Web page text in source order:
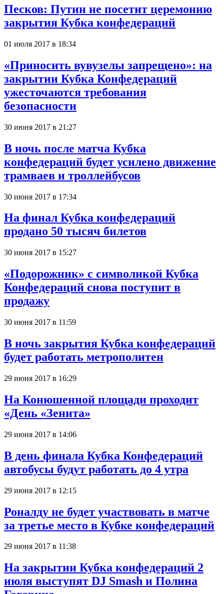
Песков: Путин не посетит церемонию
закрытия Кубка конфедераций
01 июля 2017 в 18:34
«Приносить вувузелы запрещено»: на
закрытии Кубка Конфедераций
ужесточаются требования
безопасности
30 июня 2017 в 21:27
В ночь после матча Кубка
конфедераций будет усилено движение
трамваев и троллейбусов
30 июня 2017 в 17:34
На финал Кубка конфедераций
продано 50 тысяч билетов
30 июня 2017 в 15:27
«Подорожник» с символикой Кубка
Конфедераций снова поступит в
продажу
30 июня 2017 в 11:59
В ночь закрытия Кубка конфедераций
будет работать метрополитен
29 июня 2017 в 16:29
На Конюшенной площади проходит
«День «Зенита»
29 июня 2017 в 14:06
В день финала Кубка Конфедераций
автобусы будут работать до 4 утра
29 июня 2017 в 12:15
Роналду не будет участвовать в матче
за третье место в Кубке конфедераций
29 июня 2017 в 11:38
На закрытии Кубка конфедераций 2
июля выступят DJ Smash и Полина